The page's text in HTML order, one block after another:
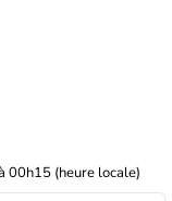
00h15 (heure locale)